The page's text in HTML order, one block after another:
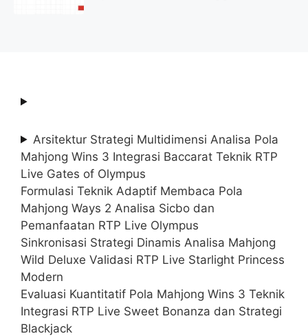
Arsitektur Strategi Multidimensi Analisa Pola
Mahjong Wins 3 Integrasi Baccarat Teknik RTP
Live Gates of Olympus
Formulasi Teknik Adaptif Membaca Pola
Mahjong Ways 2 Analisa Sicbo dan
Pemanfaatan RTP Live Olympus
Sinkronisasi Strategi Dinamis Analisa Mahjong
Wild Deluxe Validasi RTP Live Starlight Princess
Modern
Evaluasi Kuantitatif Pola Mahjong Wins 3 Teknik
Integrasi RTP Live Sweet Bonanza dan Strategi
Blackjack